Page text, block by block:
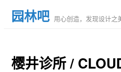
园林吧 用心创造，发现设计之
樱井诊所 /